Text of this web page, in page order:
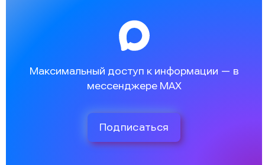
Максимальный доступ к информации — в
мессенджере MAX
Подписаться